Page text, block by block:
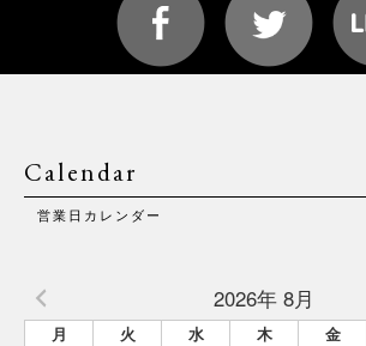
Calendar
営業日カレンダー
2026年 8月
月 火 水 木 金